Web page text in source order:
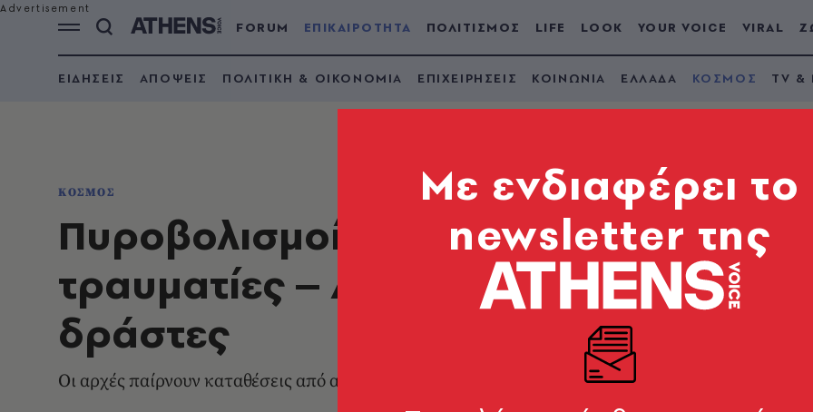
FORUM ΕΠΙΚΑΙΡΟΤΗΤΑ ΠΟΛΙΤΙΣΜΟΣ LIFE LOOK YOUR VOICE VIRAL
ΕΙΔΗΣΕΙΣ ΑΠΟΨΕΙΣ ΠΟΛΙΤΙΚΗ & ΟΙΚΟΝΟΜΙΑ ΕΠΙΧΕΙΡΗΣΕΙΣ ΚΟΙΝΩΝΙΑ ΕΛΛΑΔΑ ΚΟΣΜΟΣ TV &
ΚΟΣΜΟΣ
Πυροβολισμοί σε φεστιβάλ στο
τραυματίες – Ανθρωποκυνηγητό για 2
δράστες
Οι αρχές παίρνουν καταθέσεις από αυτόπτες μάρτυρες και εξετάζουν βίντεο
Mε ενδιαφέρει το
newsletter της